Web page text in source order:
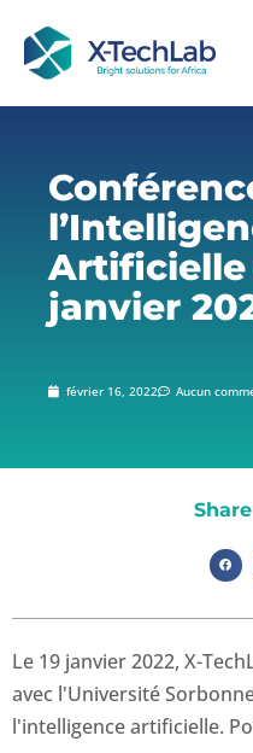
Artificielle
janvier
février 16, 2022 Aucun
Le 19 janvier 2022, X-
avec l'Université
l'intelligence artificielle.